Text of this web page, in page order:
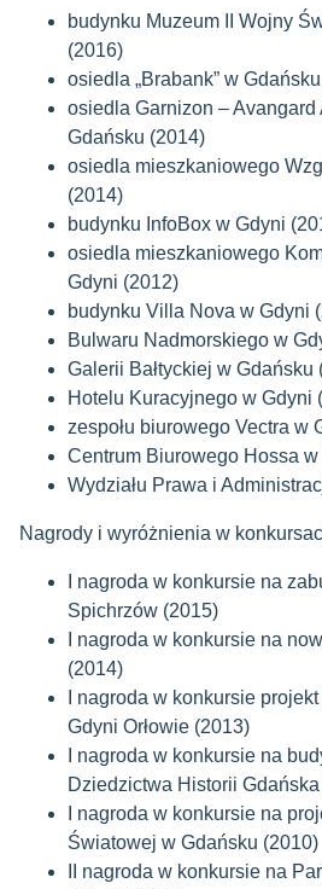
budynku Muzeum II Wojny
(2016)
osiedla „Brabank” w
osiedla Garnizon – Avangard
Gdańsku (2014)
osiedla mieszkaniowego
(2014)
budynku InfoBox w Gdyni
osiedla mieszkaniowego
Gdyni (2012)
budynku Villa Nova w Gdyni
Bulwaru Nadmorskiego w
Galerii Bałtyckiej w Gdańsku
Hotelu Kuracyjnego w Gdyni
zespołu biurowego Vectra w
Centrum Biurowego Hossa
Wydziału Prawa i
Nagrody i wyróżnienia w
I nagroda w konkursie na
Spichrzów (2015)
I nagroda w konkursie na
(2014)
I nagroda w konkursie
Gdyni Orłowie (2013)
I nagroda w konkursie na
Dziedzictwa Historii
I nagroda w konkursie na
Światowej w Gdańsku (2010)
II nagroda w konkursie na